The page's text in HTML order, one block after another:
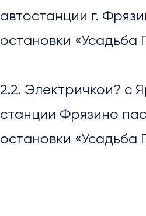
УСЛУГИ
автостанции г.
остановки «Усадьба
2.2. Электричкои? с
станции Фрязино
остановки «Усадьба